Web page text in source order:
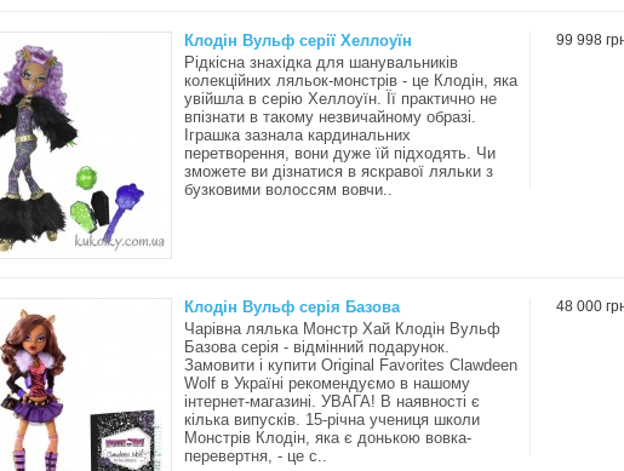
99 998
Клодін Вульф серії Хеллоуїн
Рідкісна знахідка для шанувальників
колекційних ляльок-монстрів - це Клодін, яка
увійшла в серію Хеллоуїн. Її практично не
впізнати в такому незвичайному образі.
Іграшка зазнала кардинальних
перетворення, вони дуже їй підходять. Чи
зможете ви дізнатися в яскравої ляльки з
бузковими волоссям вовчи..
48 000
Клодін Вульф серія Базова
Чарівна лялька Монстр Хай Клодін Вульф
Базова серія - відмінний подарунок.
Замовити і купити Original Favorites Clawdeen
Wolf в Україні рекомендуємо в нашому
інтернет-магазині. УВАГА! В наявності є
кілька випусків. 15-річна учениця школи
Монстрів Клодін, яка є донькою вовка-
перевертня, - це с..